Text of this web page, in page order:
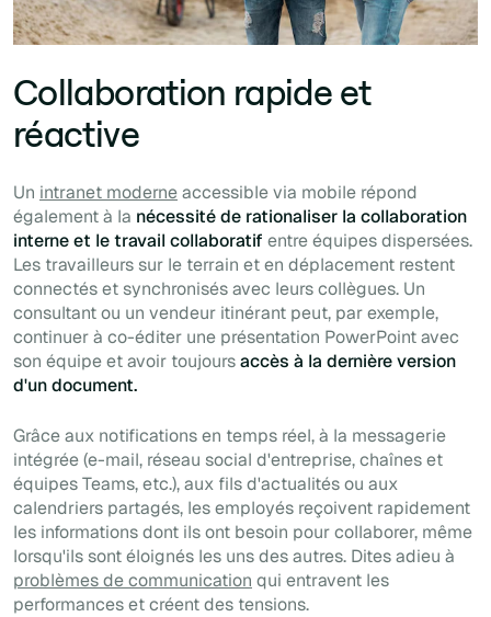
Collaboration rapide et
réactive
Un intranet moderneaccessible via mobile répond
également à la nécessité de rationaliser la collaboration
interne et le travail collaboratif entre équipes dispersées.
Les travailleurs sur le terrain et en déplacement restent
connectés et synchronisés avec leurs collègues. Un
consultant ou un vendeur itinérant peut, par exemple,
continuer à co-éditer une présentation PowerPoint avec
son équipe et avoir toujoursaccès à la dernière version
d'un document.
Grâce aux notifications en temps réel, à la messagerie
intégrée (e-mail, réseau social d'entreprise, chaînes et
équipes Teams, etc.), aux fils d'actualités ou aux
calendriers partagés, les employés reçoivent rapidement
les informations dont ils ont besoin pour collaborer, même
lorsqu'ils sont éloignés les uns des autres. Dites adieu à
problèmes de communication qui entravent les
performances et créent des tensions.